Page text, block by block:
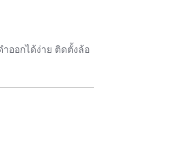
ออกได้ง่าย ติดตั้งล้อ